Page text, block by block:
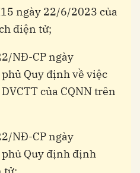
ngày 22/6/2023 của
điện tử;
NĐ-CP ngày
Quy định về việc
của CQNN trên
NĐ-CP ngày
Quy định định